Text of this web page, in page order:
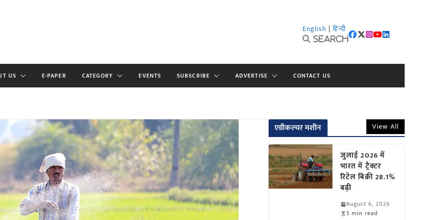
English | हिन्दी
Search
US E-PAPER CATEGORY EVENTS SUBSCRIBE ADVERTISE CONTACT US
एग्रीकल्चर मशीन View All
जुलाई 2026 में
भारत में ट्रैक्टर
रिटेल बिक्री 28.1%
बढ़ी
August 6, 2026
5 min read